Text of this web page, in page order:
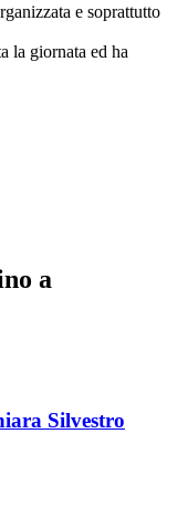
e soprattutto
la giornata ed ha
a
Silvestro